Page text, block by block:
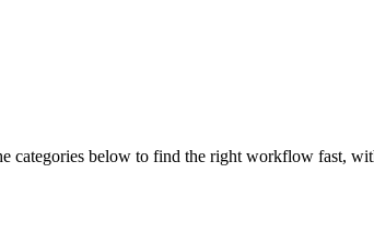
categories below to find the right workflow fast,